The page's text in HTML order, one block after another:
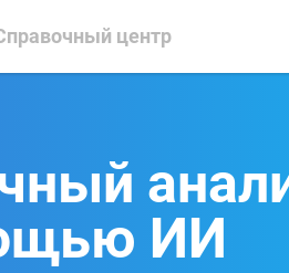
центр
ИИ